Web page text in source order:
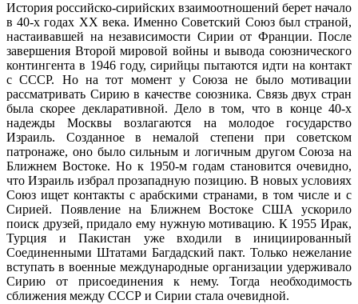
История российско-сирийских взаимоотношений берет начало
в 40-х годах XX века. Именно Советский Союз был страной,
настаивавшей на независимости Сирии от Франции. После
завершения Второй мировой войны и вывода союзнического
контингента в 1946 году, сирийцы пытаются идти на контакт
с СССР. Но на тот момент у Союза не было мотивации
рассматривать Сирию в качестве союзника. Связь двух стран
была скорее декларативной. Дело в том, что в конце 40-х
надежды Москвы возлагаются на молодое государство
Израиль. Созданное в немалой степени при советском
патронаже, оно было сильным и логичным другом Союза на
Ближнем Востоке. Но к 1950-м годам становится очевидно,
что Израиль избрал прозападную позицию. В новых условиях
Союз ищет контакты с арабскими странами, в том числе и с
Сирией. Появление на Ближнем Востоке США ускорило
поиск друзей, придало ему нужную мотивацию. К 1955 Ирак,
Турция и Пакистан уже входили в инициированный
Соединенными Штатами Багдадский пакт. Только нежелание
вступать в военные международные организации удерживало
Сирию от присоединения к нему. Тогда необходимость
сближения между СССР и Сирии стала очевидной.